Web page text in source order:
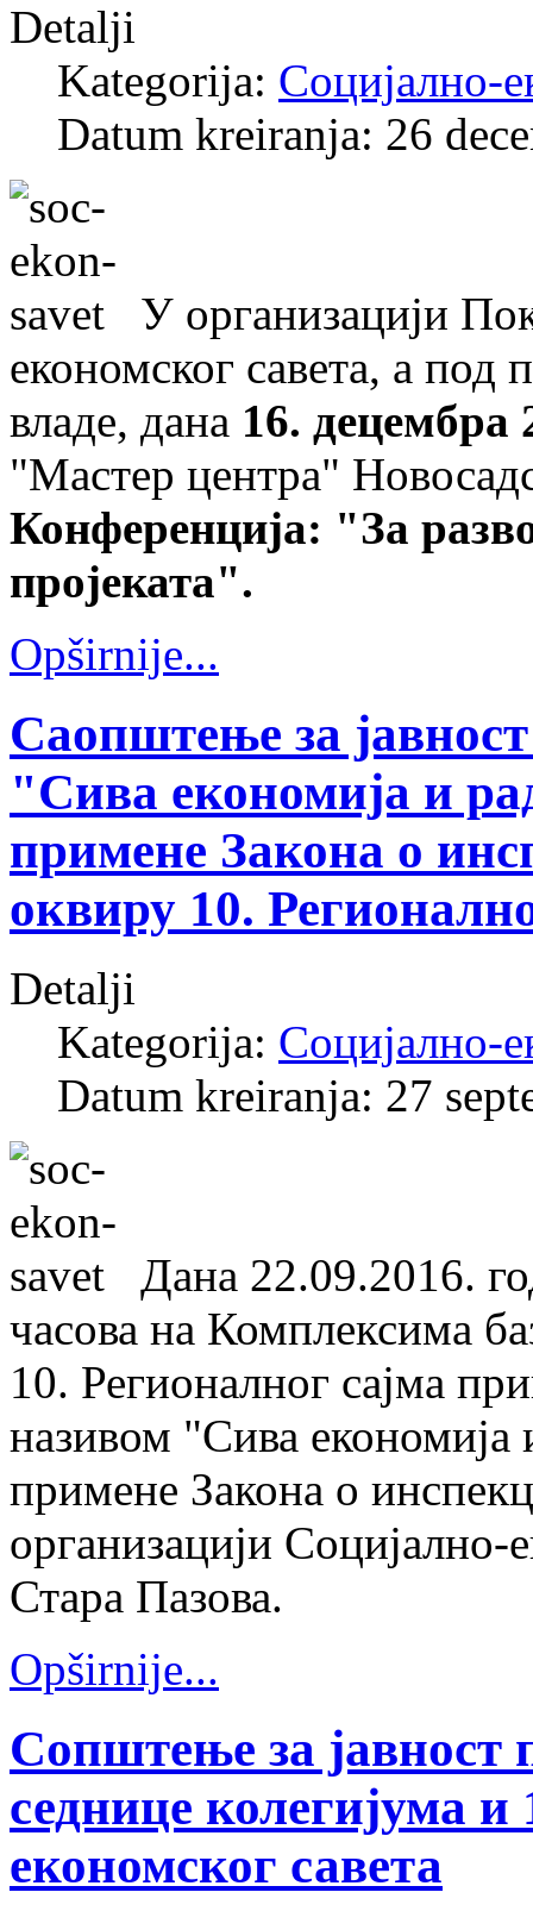
Detalji
Kategorija: Социјално-
Datum kreiranja: 26
У организацији
економског савета, а под
владе, дана 16. децембра
"Мастер центра"
Конференција: "За
пројеката".
Opširnije...
Саопштење за
"Сива економија и
примене Закона о
оквиру 10.
Detalji
Kategorija: Социјално-
Datum kreiranja: 27
Дана 22.09.2016.
часова на Комплексима
10. Регионалног сајма
називом "Сива
примене Закона о
организацији
Стара Пазова.
Opširnije...
Сопштење за јавност
седнице колегијума
економског савета